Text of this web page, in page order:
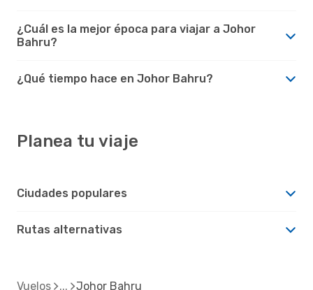
¿Cuál es la mejor época para viajar a Johor
Bahru?
¿Qué tiempo hace en Johor Bahru?
Planea tu viaje
Ciudades populares
Rutas alternativas
Vuelos Johor Bahru